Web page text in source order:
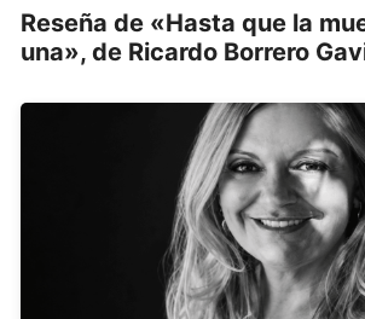
Reseña de «Hasta que la
una», de Ricardo Borrero